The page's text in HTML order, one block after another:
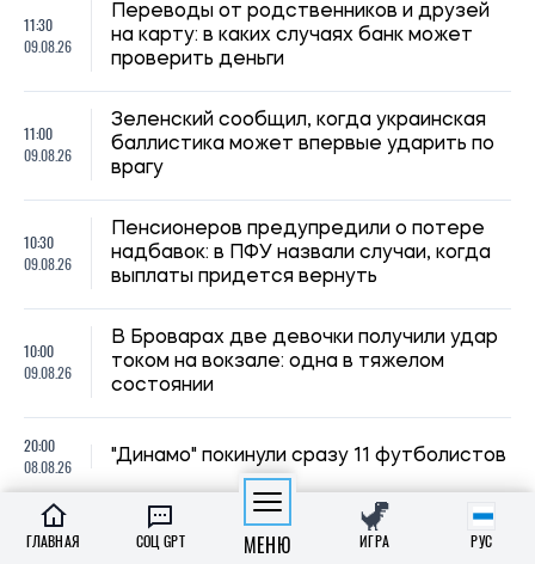
11:30
09.08.26
Переводы от родственников и друзей
на карту: в каких случаях банк может
проверить деньги
11:00
09.08.26
Зеленский сообщил, когда украинская
баллистика может впервые ударить по
врагу
10:30
09.08.26
Пенсионеров предупредили о потере
надбавок: в ПФУ назвали случаи, когда
выплаты придется вернуть
10:00
09.08.26
В Броварах две девочки получили удар
током на вокзале: одна в тяжелом
состоянии
20:00
08.08.26
"Динамо" покинули сразу 11 футболистов
19:30
Оккупанты ударили по Никополю:
загорелся рейсовый автобус, погиб
ГЛАВНАЯ СОЦ GPT МЕНЮ ИГРА РУС